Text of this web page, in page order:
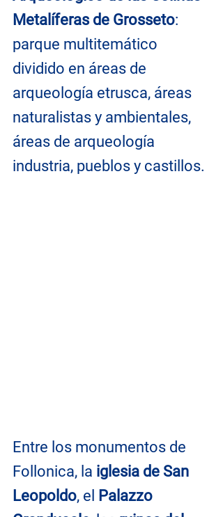
Metalíferas de Grosseto:
parque multitemático
dividido en áreas de
arqueología etrusca, áreas
naturalistas y ambientales,
áreas de arqueología
industria, pueblos y castillos.
Entre los monumentos de
Follonica, la iglesia de San
Leopoldo, el Palazzo